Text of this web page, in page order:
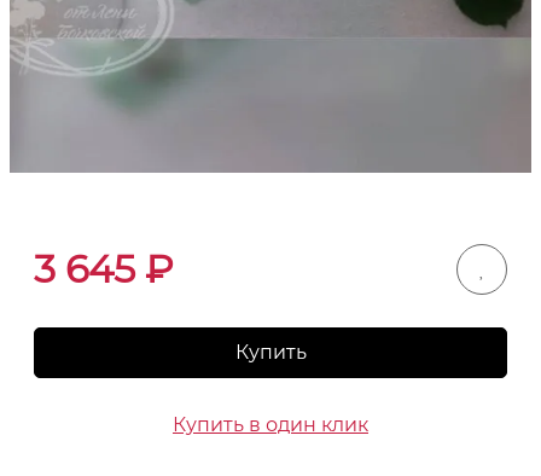
3 645₽
Купить
Купить в один клик